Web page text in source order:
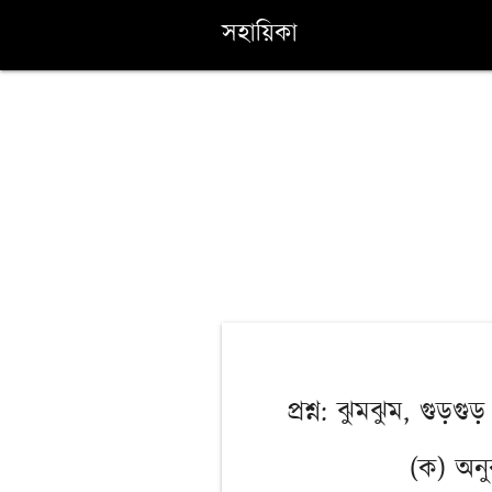
সহায়িকা
প্রশ্ন: ঝুমঝুম, গুড়গুড়
(ক)